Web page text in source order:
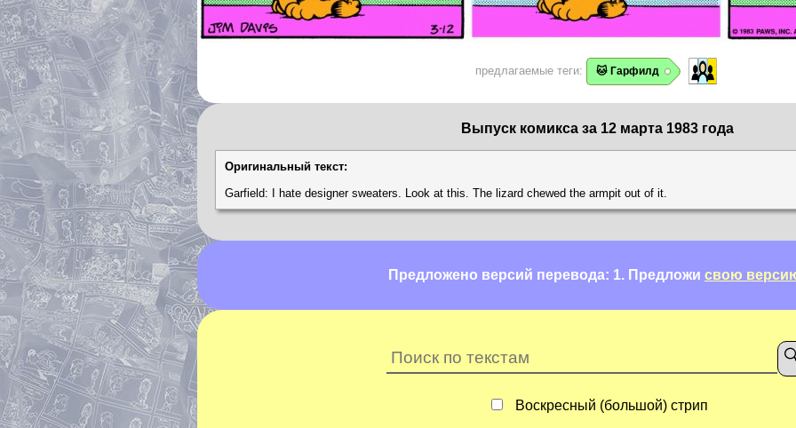
предлагаемые теги: 🐱 Гарфилд
Выпуск комикса за 12 марта 1983 года
Оригинальный текст:
Garfield: I hate designer sweaters. Look at this. The lizard chewed the armpit out of it.
Предложено версий перевода: 1. Предложи свою
Воскресный (большой) стрип